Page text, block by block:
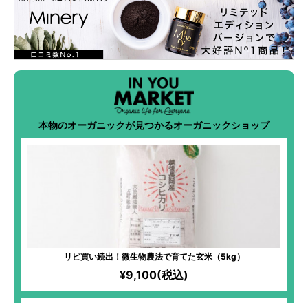
本物のオーガニックが見つかるオーガニックショップ
リピ買い続出！微生物農法で育てた玄米（5kg）
¥9,100(税込)